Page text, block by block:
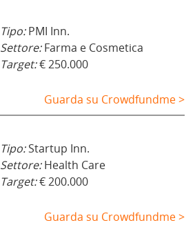
Tipo:PMI Inn.
Settore:Farma e Cosmetica
Target:€ 250.000
Guarda su Crowdfundme >
Tipo:Startup Inn.
Settore:Health Care
Target:€ 200.000
Guarda su Crowdfundme >